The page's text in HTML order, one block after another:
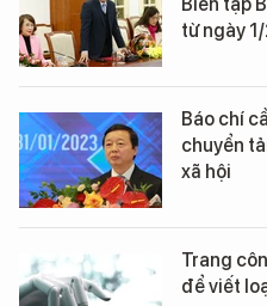
từ ngày
Báo chí
chuyển
xã hội
Trang
để viết